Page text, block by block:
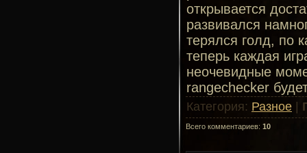
открывается
развивался
терялся голд, по
теперь каждая
неочевидные
rangechecker
Категория: Разное
Всего комментариев: 10